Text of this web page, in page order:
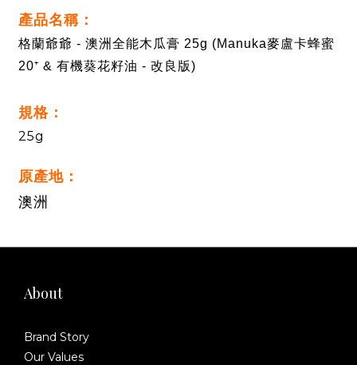
產品名稱：
格蘭爺爺 - 澳洲全能木瓜膏 25g (Manuka麥盧卡蜂蜜
20⁺ & 有機葵花籽油 - 改良版)
規格：
25g
原產地：
澳洲
About
Brand Story
Our Values